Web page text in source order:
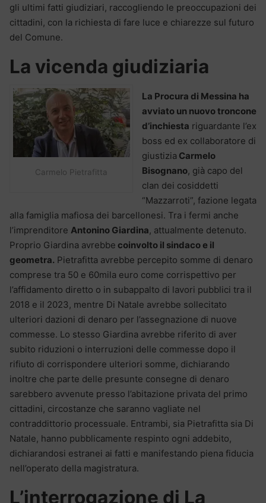
gli ultimi fatti giudiziari, raccogliendo le preoccupazioni dei
cittadini, con la richiesta di fare luce e chiarezze sul futuro
del Comune.
La vicenda giudiziaria
Carmelo Pietrafitta
La Procura di Messina ha
avviato un nuovo troncone
d’inchiesta riguardante l’ex
boss ed ex collaboratore di
giustizia Carmelo
Bisognano, già capo del
clan dei cosiddetti
“Mazzarroti”, fazione legata
alla famiglia mafiosa dei barcellonesi. Tra i fermi anche
l’imprenditore Antonino Giardina, attualmente detenuto.
Proprio Giardina avrebbe coinvolto il sindaco e il
geometra. Pietrafitta avrebbe percepito somme di denaro
comprese tra 50 e 60mila euro come corrispettivo per
l’affidamento diretto o in subappalto di lavori pubblici tra il
2018 e il 2023, mentre Di Natale avrebbe sollecitato
ulteriori dazioni di denaro per l’assegnazione di nuove
commesse. Lo stesso Giardina avrebbe riferito di aver
subito riduzioni o interruzioni delle commesse dopo il
rifiuto di corrispondere ulteriori somme, dichiarando
inoltre che parte delle presunte consegne di denaro
sarebbero avvenute presso l’abitazione privata del primo
cittadini, circostanze che saranno vagliate nel
contraddittorio processuale. Entrambi, sia Pietrafitta sia Di
Natale, hanno pubblicamente respinto ogni addebito,
dichiarandosi estranei ai fatti e manifestando piena fiducia
nell’operato della magistratura.
L’interrogazione di La